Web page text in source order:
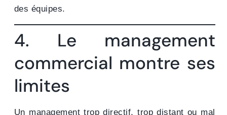
des équipes.
4. Le management
commercial montre ses
limites
Un management trop directif, trop distant ou mal